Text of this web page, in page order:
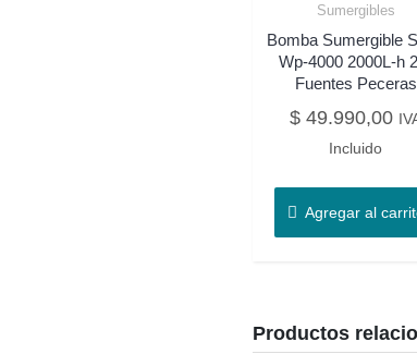
Sumergibles
Bomba Sumergible
Wp-4000 2000L-h
Fuentes Peceras
$ 49.990,00
Incluido
Agregar al
Productos